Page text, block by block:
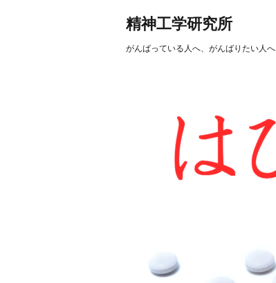
精神工学研究所
がんばっている人へ、がんばりたい人へ